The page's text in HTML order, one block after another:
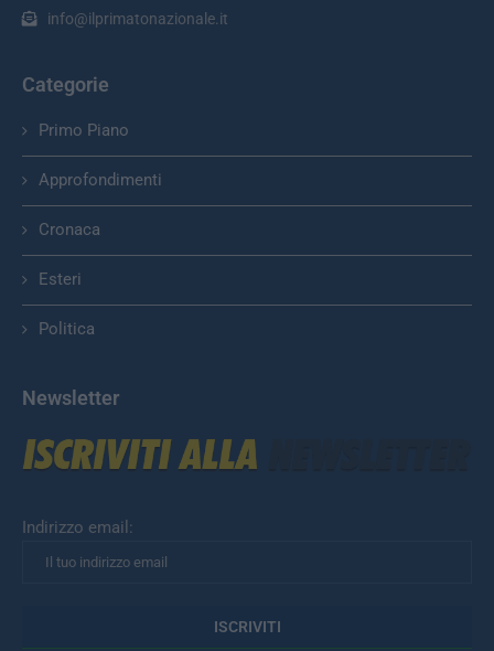
info@ilprimatonazionale.it
Categorie
Primo Piano
Approfondimenti
Cronaca
Esteri
Politica
Newsletter
Indirizzo email: